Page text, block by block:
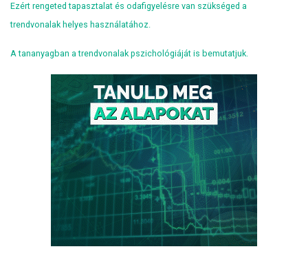
Ezért rengeted tapasztalat és odafigyelésre van szükséged a
trendvonalak helyes használatához.
A tananyagban a trendvonalak pszichológiáját is bemutatjuk.